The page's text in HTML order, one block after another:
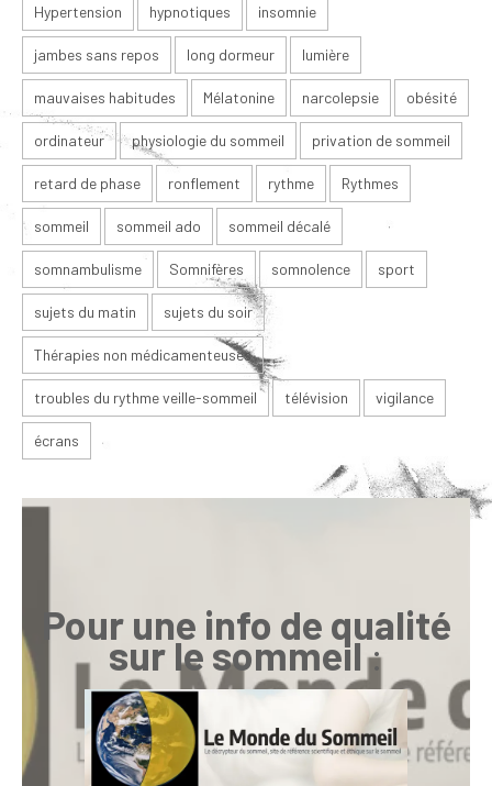
Hypertension hypnotiques insomnie
jambes sans repos long dormeur lumière
mauvaises habitudes Mélatonine narcolepsie obésité
ordinateur physiologie du sommeil privation de sommeil
retard de phase ronflement rythme Rythmes
sommeil sommeil ado sommeil décalé
somnambulisme Somnifères somnolence sport
sujets du matin sujets du soir
Thérapies non médicamenteuses
troubles du rythme veille-sommeil télévision vigilance
écrans
Pour une info de qualité
sur le sommeil: